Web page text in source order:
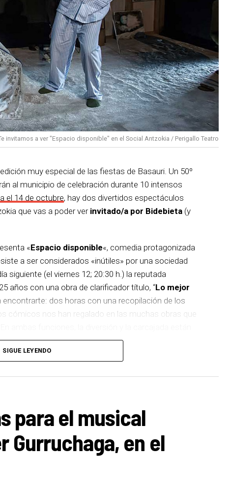
invitamos a ver "Espacio disponible" en el Social Antzokia / Perigallo Teatro
muy especial de las fiestas de Basauri. Un 50º
al municipio de celebración durante 10 intensos
el 14 de octubre, hay dos divertidos espectáculos
que vas a poder ver invitado/a por Bidebieta (y
«Espacio disponible«, comedia protagonizada
a ser considerados «inútiles» por una sociedad
siguiente (el viernes 12; 20:30 h.) la reputada
años con una obra de clarificador título, “Lo mejor
encontrarte: dos horas con una recopilación de los
cómicos nos han regalado en las muchas obras que
SIGUE LEYENDO
para el musical
Gurruchaga, en el